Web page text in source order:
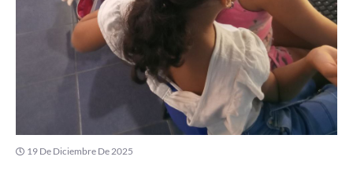
19 De Diciembre De 2025